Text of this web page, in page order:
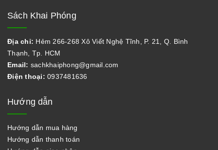
Sách Khai Phóng
Địa chỉ: Hẻm 266-268 Xô Viết Nghệ Tĩnh, P. 21, Q. Bình
Thạnh, Tp. HCM
Email: sachkhaiphong@gmail.com
Điện thoại: 0937481636
Hướng dẫn
Hướng dẫn mua hàng
Hướng dẫn thanh toán